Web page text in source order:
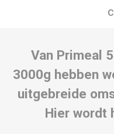
Van Primeal
3000g hebben
uitgebreide
Hier wordt